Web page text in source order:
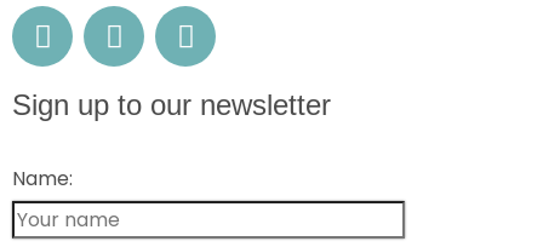
Sign up to our newsletter
Name: